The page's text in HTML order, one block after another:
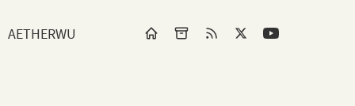
AETHERWU